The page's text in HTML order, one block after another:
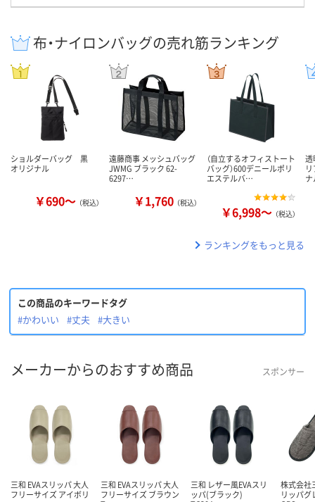
布・ナイロンバッグの売れ筋ランキング
ショルダーバッグ 黒
オリジナル
￥690～ （税込）
遠藤商事 メッシュバッグ
JWMG ブラック 62-
6297…
￥1,760 （税込）
（自立するオフィストート
バッグ）600デニールポリ
エステルバ…
￥6,998～ （税込）
ランキングをもっと見る
この商品のキーワードタグ
#かわいい
#丈夫 #大きい
メーカーからのおすすめ商品 スポンサー
三和 EVAスリッパ 大人
フリーサイズ アイボリ
三和 EVAスリッパ 大人
フリーサイズ ブラウン
三和 レザー風EVAスリ
ッパ(ブラック)
株式会社
リッパグ